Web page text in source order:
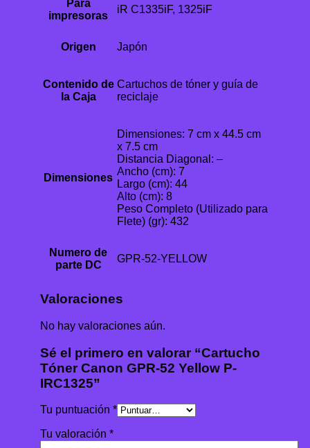
Para
impresoras
iR C1335iF, 1325iF
Origen Japón
Contenido de
la Caja
Cartuchos de tóner y guía de
reciclaje
Dimensiones
Dimensiones: 7 cm x 44.5 cm
x 7.5 cm
Distancia Diagonal: –
Ancho (cm): 7
Largo (cm): 44
Alto (cm): 8
Peso Completo (Utilizado para
Flete) (gr): 432
Numero de
parte DC
GPR-52-YELLOW
Valoraciones
No hay valoraciones aún.
Sé el primero en valorar “Cartucho
Tóner Canon GPR-52 Yellow P-
IRC1325”
Tu puntuación *
Tu valoración *